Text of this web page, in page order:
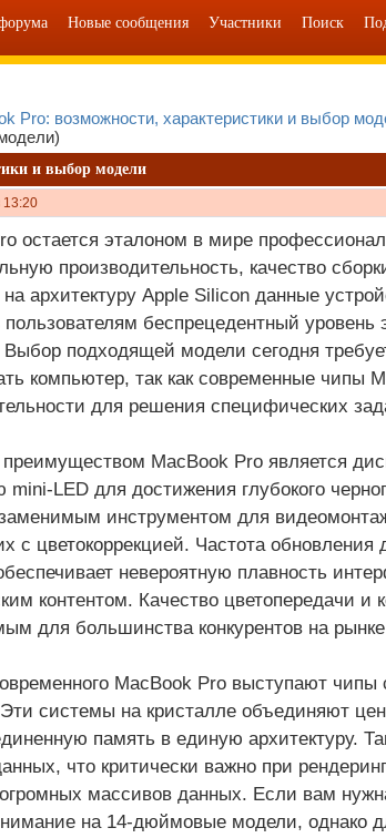
Новые сообщения Участники Поиск
Pro: возможности, характеристики и выбор
и выбор модели
остается эталоном в мире
производительность, качество
архитектуру Apple Silicon данные
беспрецедентный
подходящей модели сегодня
компьютер, так как современные чипы
для решения специфических
MacBook Pro является
mini-LED для достижения глубокого
инструментом для
с цветокоррекцией. Частота обновления
невероятную плавность
контентом. Качество цветопередачи и
для большинства конкурентов на
MacBook Pro выступают
системы на кристалле объединяют
память в единую архитектуру.
что критически важно при
массивов данных. Если вам
на 14-дюймовые модели, однако